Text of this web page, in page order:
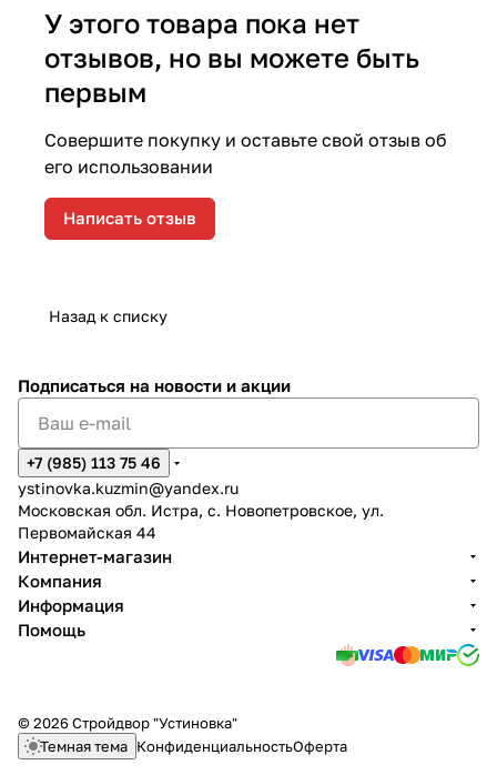
У этого товара пока нет
отзывов, но вы можете быть
первым
Совершите покупку и оставьте свой отзыв об
его использовании
Написать отзыв
Назад к списку
Подписаться на новости и акции
+7 (985) 113 75 46
ystinovka.kuzmin@yandex.ru
Московская обл. Истра, с. Новопетровское, ул.
Первомайская 44
Интернет-магазин
Компания
Информация
Помощь
© 2026 Стройдвор "Устиновка"
Темная тема КонфиденциальностьОферта